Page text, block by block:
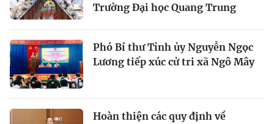
Trường Đại học Quang Trung
Phó Bí thư Tỉnh ủy Nguyễn Ngọc
Lương tiếp xúc cử tri xã Ngô Mây
Hoàn thiện các quy định về